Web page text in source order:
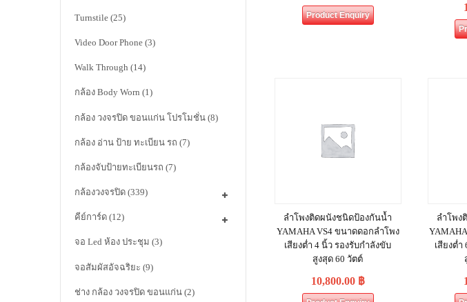
Turnstile (25)
Video Door Phone (3)
Walk Through (14)
กล้อง Body Worn (1)
กล้อง วงจรปิด ขอนแก่น โปรโมชั่น (8)
กล้อง อ่าน ป้าย ทะเบียน รถ (7)
กล้องจับป้ายทะเบียนรถ (7)
กล้องวงจรปิด (339)
คีย์การ์ด (12)
จอ Led ห้อง ประชุม (3)
จอสัมผัสอัจฉริยะ (9)
ช่าง กล้อง วงจรปิด ขอนแก่น (2)
Product Enquiry
ลำโพงติดผนังชนิดป้องกันน้ำ
YAMAHA VS4 ขนาดดอกลำโพง
เสียงต่ำ 4 นิ้ว รองรับกำลังขับ
สูงสุด 60 วัตต์
10,800.00 ฿
ลำโพง
เสียงต่